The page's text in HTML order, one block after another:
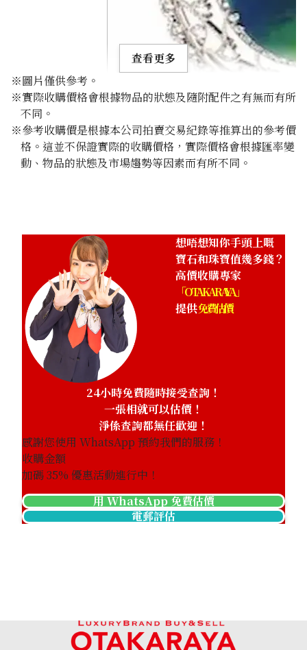
Black opal brooch 20.19 ct
參考回收價
查看更多
※圖片僅供參考。
※實際收購價格會根據物品的狀態及隨附配件之有無而有所
不同。
※參考收購價是根據本公司拍賣交易紀錄等推算出的參考價
格。這並不保證實際的收購價格，實際價格會根據匯率變
動、物品的狀態及市場趨勢等因素而有所不同。
想唔想知你手頭上嘅
寶石和珠寶值幾多錢？
高價收購專家
「OTAKARAYA」
提供免費估價
24小時免費隨時接受查詢！
一張相就可以估價！
淨係查詢都無任歡迎！
感謝您使用 WhatsApp 預約我們的服務！
收購金額
加碼35% 優惠活動進行中！
用 WhatsApp 免費估價
電郵評估